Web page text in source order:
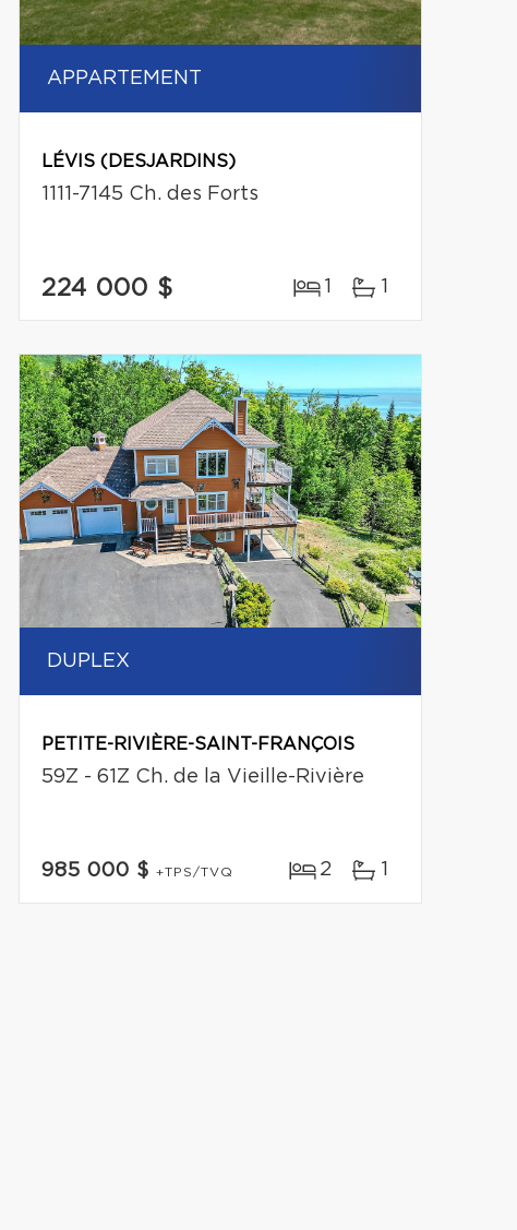
APPARTEMENT
LÉVIS (DESJARDINS)
1111-7145 Ch. des Forts
224 000 $ 1 1
DUPLEX
PETITE-RIVIÈRE-SAINT-FRANÇOIS
59Z - 61Z Ch. de la Vieille-Rivière
985 000 $ +TPS/TVQ 2 1